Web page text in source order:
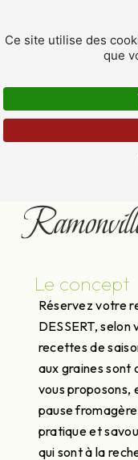
Plateau
Le concept
Réservez votre
DESSERT,
recettes de
aux graines sont
vous proposons,
pause
pratique et
qui sont à la
Ce site utilise des
que